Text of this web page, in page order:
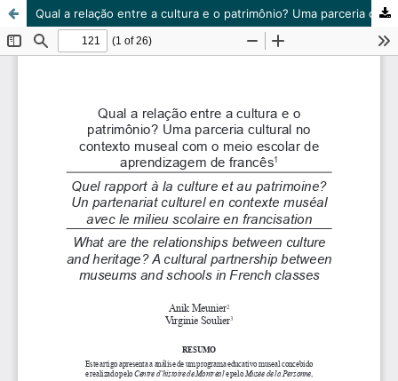
Qual a relação entre a cultura e o patrimônio? Uma parceria cultural no contexto museal com o meio escolar de aprendizagem de francês